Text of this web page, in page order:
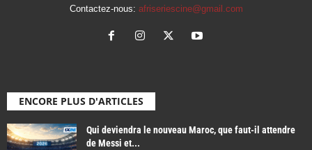
Contactez-nous: afriseriescine@gmail.com
ENCORE PLUS D'ARTICLES
Qui deviendra le nouveau Maroc, que faut-il attendre
de Messi et...